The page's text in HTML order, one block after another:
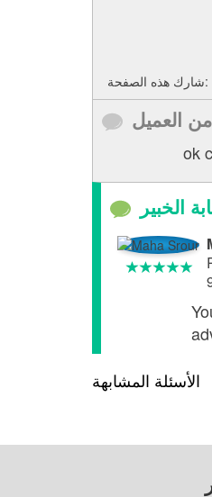
شارك هذه الصفحة:
العميل
ok
الأسئلة المشابهة